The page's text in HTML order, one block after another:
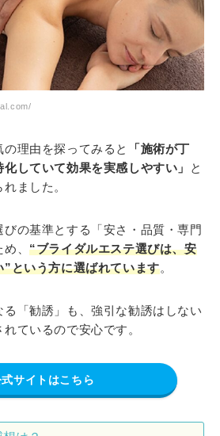
理由を探ってみると
「施術が丁
していて効果を実感しやすい」
と
ました。
の基準とする「安さ・品質・専門
め、“ブライダルエステ選びは、安
という方に選ばれています。
「勧誘」も、強引な勧誘はしない
ているので安心です。
サイトはこちら